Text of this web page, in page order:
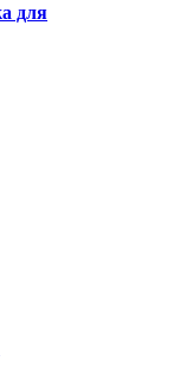
для